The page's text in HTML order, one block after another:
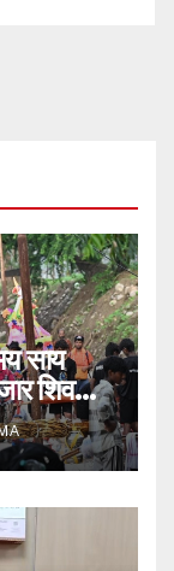
साय
शिव
कर